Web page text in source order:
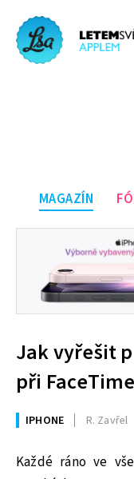
MAGAZÍN
Jak vyřešit
při
IPHONE R. Zavřel
Každé ráno ve